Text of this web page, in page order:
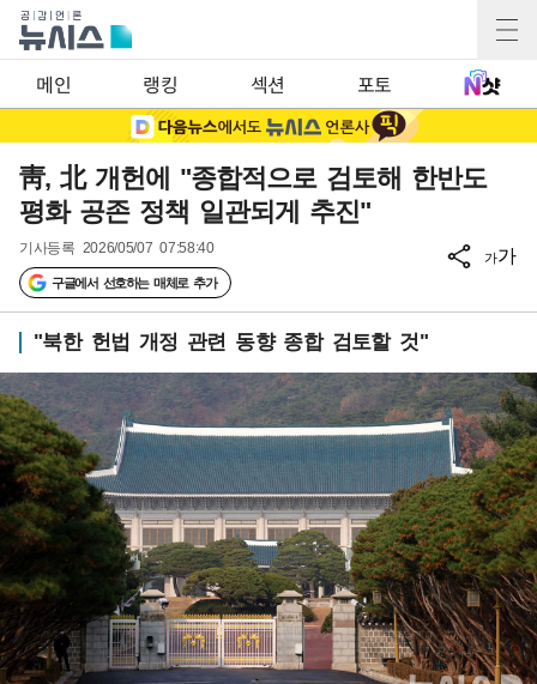
메인 랭킹 섹션 포토
靑, 北 개헌에 "종합적으로 검토해 한반도
평화 공존 정책 일관되게 추진"
기사등록 2026/05/07 07:58:40
구글에서 선호하는 매체로 추가
가가
"북한 헌법 개정 관련 동향 종합 검토할 것"